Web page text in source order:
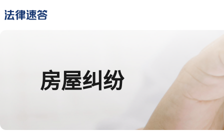
房屋纠纷